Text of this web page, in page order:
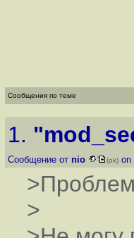
Сообщения по теме
1.
Сообщение от nio (ok) on
>